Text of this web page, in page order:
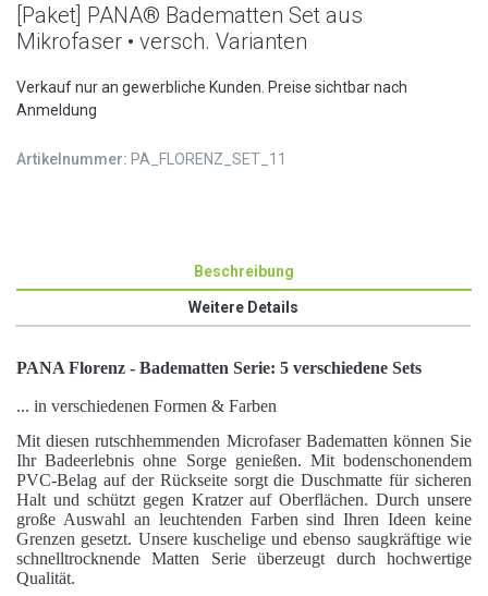
[Paket] PANA® Badematten Set aus
Mikrofaser • versch. Varianten
Verkauf nur an gewerbliche Kunden. Preise sichtbar nach
Anmeldung
Artikelnummer: PA_FLORENZ_SET_11
Beschreibung
Weitere Details
PANA Florenz - Badematten Serie: 5 verschiedene Sets
... in verschiedenen Formen & Farben
Mit diesen rutschhemmenden Microfaser Badematten können Sie
Ihr Badeerlebnis ohne Sorge genießen. Mit bodenschonendem
PVC-Belag auf der Rückseite sorgt die Duschmatte für sicheren
Halt und schützt gegen Kratzer auf Oberflächen. Durch unsere
große Auswahl an leuchtenden Farben sind Ihren Ideen keine
Grenzen gesetzt. Unsere kuschelige und ebenso saugkräftige wie
schnelltrocknende Matten Serie überzeugt durch hochwertige
Qualität.